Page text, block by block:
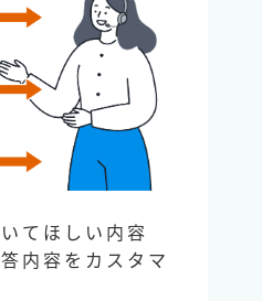
てほしい内容
内容をカスタマ